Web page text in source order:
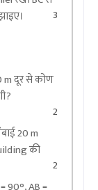
3
m दूर से कोण
2
20 m
की
2